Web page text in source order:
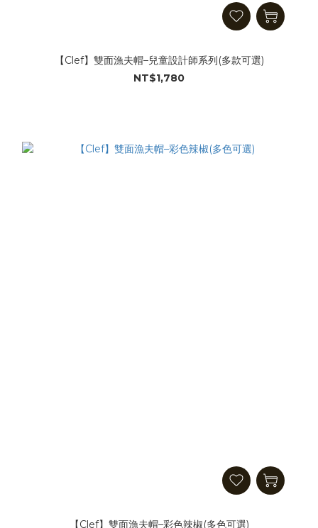
【Clef】雙面漁夫帽–兒童設計師系列(多款可選)
NT$1,780
【Clef】雙面漁夫帽–彩色辣椒(多色可選)